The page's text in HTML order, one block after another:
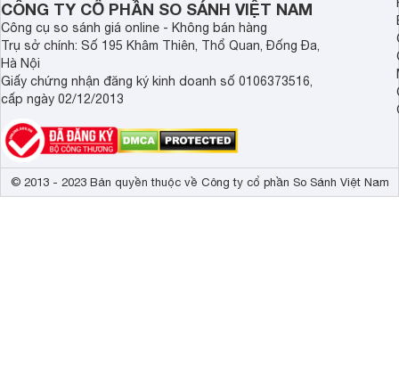
Với công suất linh hoạt từ 200 - 800W, loa kéo karaoke
gian sử dụng, mang lại âm thanh mạnh mẽ và sắc nét.
cho phép tăng cường công suất bass khi sử dụng ngoài
CÔNG TY CỔ PHẦN SO SÁNH VIỆT NAM
Công cụ so sánh giá online - Không bán hàng
Trụ sở chính: Số 195 Khâm Thiên, Thổ Quan, Đống Đa,
Hà Nội
Giấy chứng nhận đăng ký kinh doanh số 0106373516,
cấp ngày 02/12/2013
© 2013 - 2023 Bản quyền thuộc về Công ty cổ phần So Sánh Việt Nam